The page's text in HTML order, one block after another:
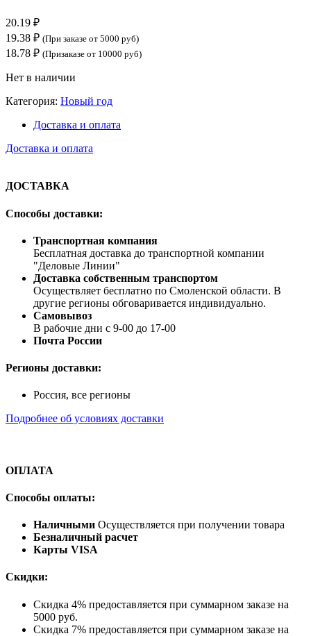
20.19 ₽
19.38 ₽ (При заказе от 5000 руб)
18.78 ₽ (Призаказе от 10000 руб)
Нет в наличии
Категория: Новый год
Доставка и оплата
Доставка и оплата
ДОСТАВКА
Способы доставки:
Транспортная компания
Бесплатная доставка до транспортной компании
"Деловые Линии"
Доставка собственным транспортом
Осуществляет бесплатно по Смоленской области. В
другие регионы обговаривается индивидуально.
Самовывоз
В рабочие дни с 9-00 до 17-00
Почта России
Регионы доставки:
Россия, все регионы
Подробнее об условиях доставки
ОПЛАТА
Способы оплаты:
Наличными Осуществляется при получении товара
Безналичный расчет
Карты VISA
Скидки:
Скидка 4% предоставляется при суммарном заказе на
5000 руб.
Скидка 7% предоставляется при суммарном заказе на